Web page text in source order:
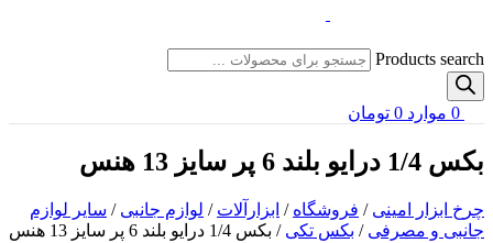
Products search
0 موارد 0 تومان
بکس 1/4 درایو بلند 6 پر سایز 13 هنس
چرخ ابزار امینی / فروشگاه / ابزارآلات / لوازم جانبی / سایر لوازم
جانبی و مصرفی / بکس تکی / بکس 1/4 درایو بلند 6 پر سایز 13 هنس